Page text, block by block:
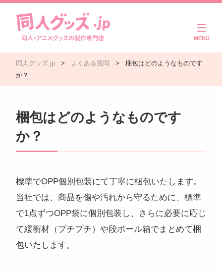
商品一覧
ご利用ガイド
製作実績
よくある質問
コラム
お問い合わせ
同人グッズ.jp > よくある質問 >
梱包はどのようなものです
か？
梱包はどのようなものです
か？
標準でOPP個別包装にて丁寧に梱包いたします。
当社では、商品を傷や汚れから守るために、標準
で1点ずつOPP袋に個別包装し、さらに必要に応じ
て緩衝材（プチプチ）や段ボール箱でまとめて梱
包いたします。